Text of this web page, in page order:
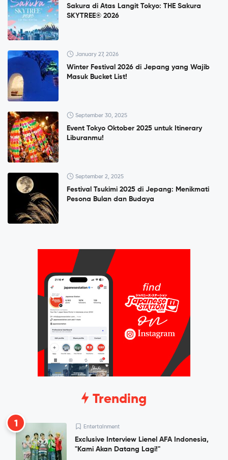
Sakura di Atas Langit Tokyo: THE Sakura
SKYTREE® 2026
January 27, 2026
Winter Festival 2026 di Jepang yang Wajib
Masuk Bucket List!
September 30, 2025
Event Tokyo Oktober 2025 untuk Itinerary
Liburanmu!
September 2, 2025
Festival Tsukimi 2025 di Jepang: Menikmati
Pesona Bulan dan Budaya
Trending
1 Entertainment
Exclusive Interview Lienel AFA Indonesia,
"Kami Akan Datang Lagi!"